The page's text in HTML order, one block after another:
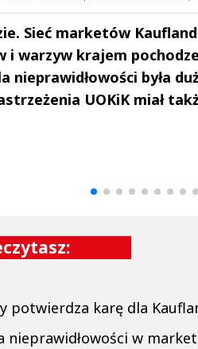
Sieć marketów
i warzyw krajem
nieprawidłowości była
UOKiK miał
potwierdza karę dla
nieprawidłowości w